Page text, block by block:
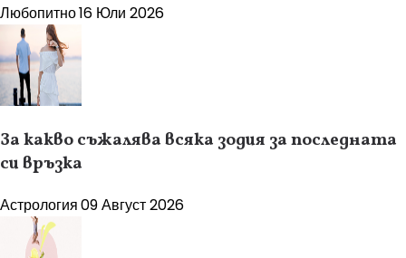
Любопитно16 Юли 2026
За какво съжалява всяка зодия за последната
си връзка
Астрология09 Август 2026